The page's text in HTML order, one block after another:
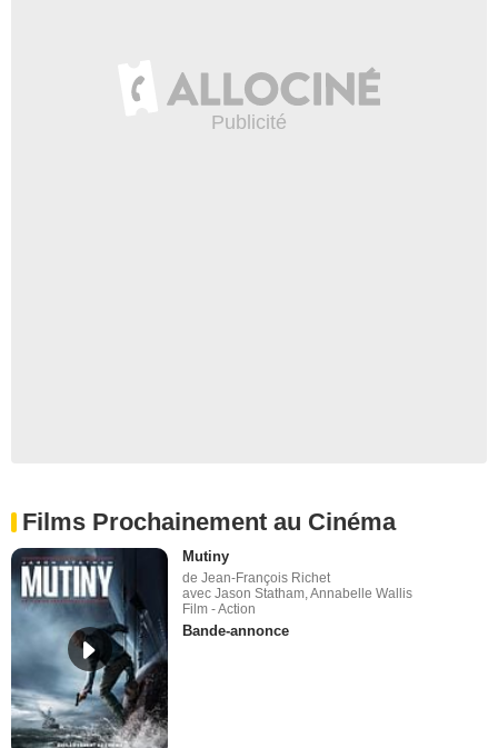
Films Prochainement au Cinéma
Mutiny
de Jean-François Richet
avec Jason Statham, Annabelle Wallis
Film - Action
Bande-annonce